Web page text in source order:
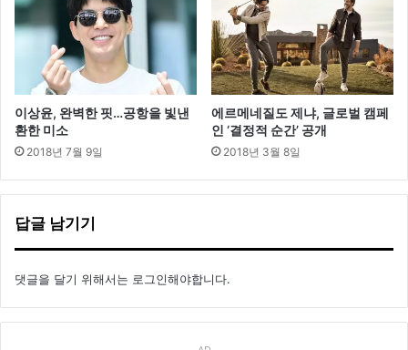
이상윤, 완벽한 핏…공항을 빛낸
환한 미소
2018년 7월 9일
에르메네질도 제냐, 글로벌 캠페
인 ‘결정적 순간’ 공개
2018년 3월 8일
답글 남기기
댓글을 달기 위해서는 로그인해야합니다.